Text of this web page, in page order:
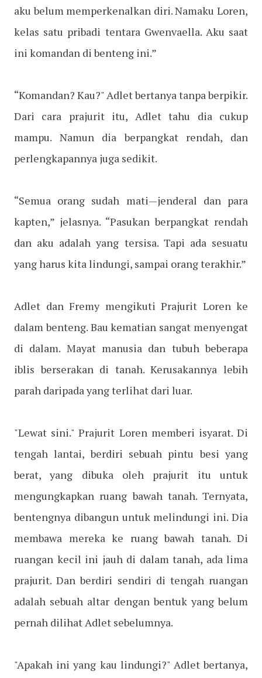
aku belum memperkenalkan diri. Namaku Loren,
kelas satu pribadi tentara Gwenvaella. Aku saat
ini komandan di benteng ini.”
“Komandan? Kau?" Adlet bertanya tanpa berpikir.
Dari cara prajurit itu, Adlet tahu dia cukup
mampu. Namun dia berpangkat rendah, dan
perlengkapannya juga sedikit.
“Semua orang sudah mati—jenderal dan para
kapten,” jelasnya. “Pasukan berpangkat rendah
dan aku adalah yang tersisa. Tapi ada sesuatu
yang harus kita lindungi, sampai orang terakhir.”
Adlet dan Fremy mengikuti Prajurit Loren ke
dalam benteng. Bau kematian sangat menyengat
di dalam. Mayat manusia dan tubuh beberapa
iblis berserakan di tanah. Kerusakannya lebih
parah daripada yang terlihat dari luar.
"Lewat sini." Prajurit Loren memberi isyarat. Di
tengah lantai, berdiri sebuah pintu besi yang
berat, yang dibuka oleh prajurit itu untuk
mengungkapkan ruang bawah tanah. Ternyata,
bentengnya dibangun untuk melindungi ini. Dia
membawa mereka ke ruang bawah tanah. Di
ruangan kecil ini jauh di dalam tanah, ada lima
prajurit. Dan berdiri sendiri di tengah ruangan
adalah sebuah altar dengan bentuk yang belum
pernah dilihat Adlet sebelumnya.
"Apakah ini yang kau lindungi?" Adlet bertanya,